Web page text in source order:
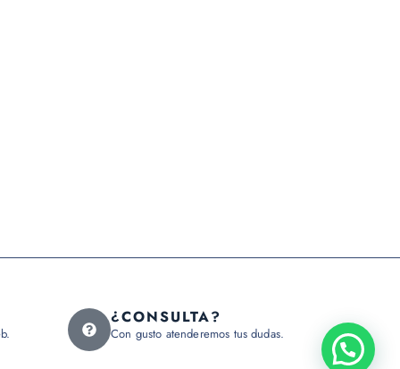
¿CONSULTA?
Con gusto atenderemos tus dudas.